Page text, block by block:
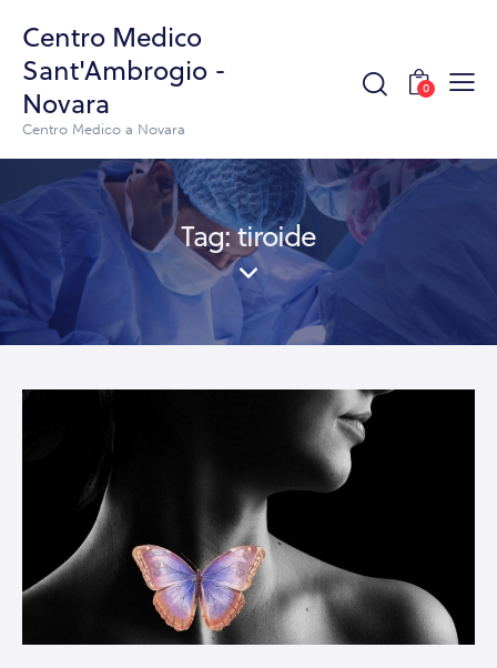
Centro Medico
Sant'Ambrogio -
Novara
Centro Medico a Novara
0
Tag: tiroide